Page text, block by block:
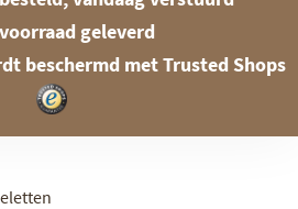
geleverd
beschermd met Trusted Shops